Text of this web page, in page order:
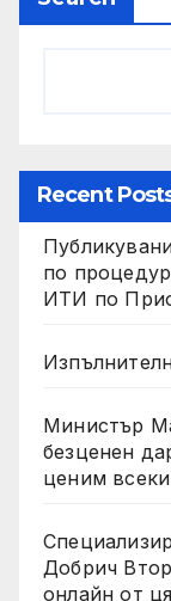
Recent
по
ИТИ по
Министър
безценен
ценим
Добрич
онлайн от